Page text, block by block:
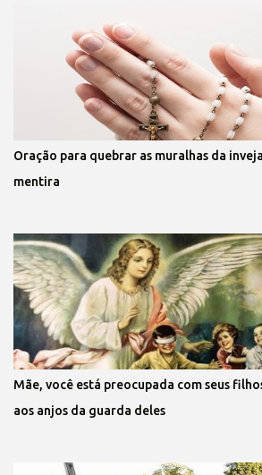
Oração para quebrar as muralhas da
mentira
Mãe, você está preocupada com seus
aos anjos da guarda deles